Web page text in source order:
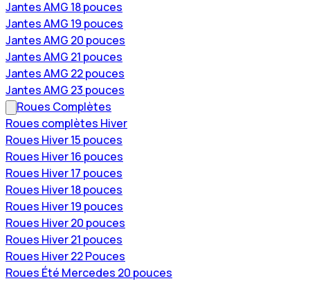
Jantes AMG 18 pouces
Jantes AMG 19 pouces
Jantes AMG 20 pouces
Jantes AMG 21 pouces
Jantes AMG 22 pouces
Jantes AMG 23 pouces
Roues Complètes
Roues complètes Hiver
Roues Hiver 15 pouces
Roues Hiver 16 pouces
Roues Hiver 17 pouces
Roues Hiver 18 pouces
Roues Hiver 19 pouces
Roues Hiver 20 pouces
Roues Hiver 21 pouces
Roues Hiver 22 Pouces
Roues Été Mercedes 20 pouces